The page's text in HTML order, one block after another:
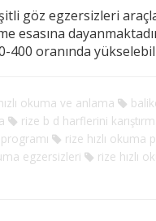
göz egzersizleri
esasına
400 oranında
okuma ve anlama
rize b d harflerini
rize hızlı okuma
egzersizleri
rize hızlı